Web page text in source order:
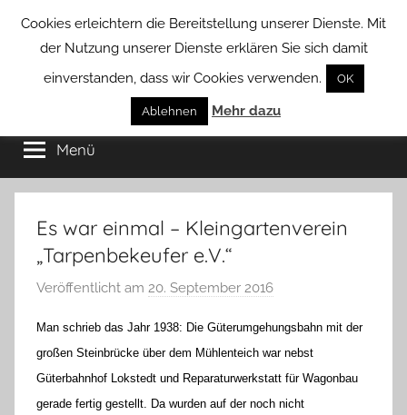
Borstel
von
Groß
Borstel
Menü
Es war einmal – Kleingartenverein
„Tarpenbekeufer e.V.“
Veröffentlicht am 20. September 2016
n
H
a
n
Man schrieb das Jahr 1938: Die Güterumgehungsbahn mit der
großen Steinbrücke über dem Mühlenteich war nebst
Güterbahnhof Lokstedt und Reparaturwerkstatt für Wagonbau
gerade fertig gestellt. Da wurden auf der noch nicht
Cookies erleichtern die Bereitstellung unserer Dienste. Mit
der Nutzung unserer Dienste erklären Sie sich damit
einverstanden, dass wir Cookies verwenden.
OK
Ablehnen Mehr dazu